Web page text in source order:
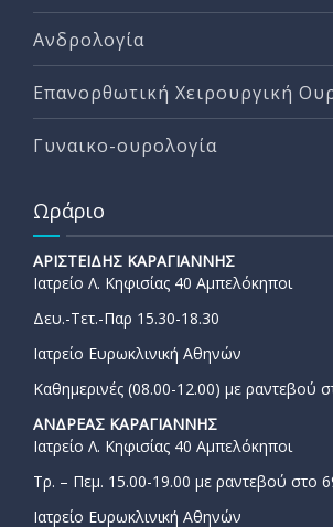
Ανδρολογία
Επανορθωτική Χειρουργική
Γυναικο-ουρολογία
Ωράριο
ΑΡΙΣΤΕΙΔΗΣ ΚΑΡΑΓΙΑΝΝΗΣ
Ιατρείο Λ. Κηφισίας 40 Αμπελόκηποι
Δευ.-Τετ.-Παρ 15.30-18.30
Ιατρείο Ευρωκλινική Αθηνών
Καθημερινές (08.00-12.00) με ραντεβού
ΑΝΔΡΕΑΣ ΚΑΡΑΓΙΑΝΝΗΣ
Ιατρείο Λ. Κηφισίας 40 Αμπελόκηποι
Τρ. – Πεμ. 15.00-19.00 με ραντεβού στο
Ιατρείο Ευρωκλινική Αθηνών